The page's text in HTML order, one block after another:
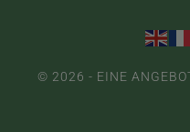
© 2026 - EINE